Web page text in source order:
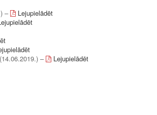
–
Lejupielādēt
–
Lejupielādēt